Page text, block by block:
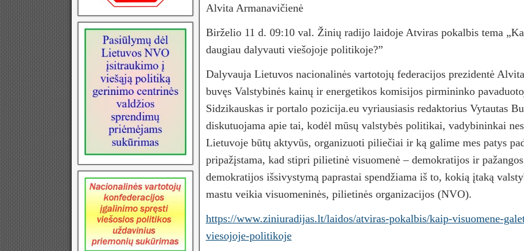
Alvita Armanavičienė
Birželio 11 d. 09:10 val. Žinių radijo laidoje Atviras pokalbis tema
daugiau dalyvauti viešojoje politikoje?”
Dalyvauja Lietuvos nacionalinės vartotojų federacijos prezidentė
buvęs Valstybinės kainų ir energetikos komisijos pirmininko
Sidzikauskas ir portalo pozicija.eu vyriausiasis redaktorius Vytautas
diskutuojama apie tai, kodėl mūsų valstybės politikai, vadybininkai
Lietuvoje būtų aktyvūs, organizuoti piliečiai ir ką galime mes patys
pripažįstama, kad stipri pilietinė visuomenė – demokratijos ir
demokratijos išsivystymą paprastai spendžiama iš to, kokią įtaką
mastu veikia visuomeninės, pilietinės organizacijos (NVO).
https://www.ziniuradijas.lt/laidos/atviras-pokalbis/kaip-visuomene-
viesojoje-politikoje